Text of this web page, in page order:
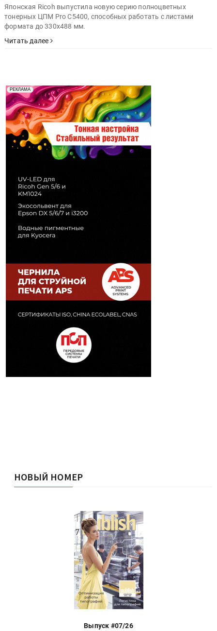
Японская Ricoh выпустила новую серию полноцветных
тонерных ЦПМ Pro C5400, способных работать с листами
формата до 330х488 мм.
Читать далее
РЕКЛАМА
Реклама. Рекламодатель ООО "Передовые Системы
Печати" erid: 2SDnjd2d4Qz
НОВЫЙ НОМЕР
Выпуск #07/26